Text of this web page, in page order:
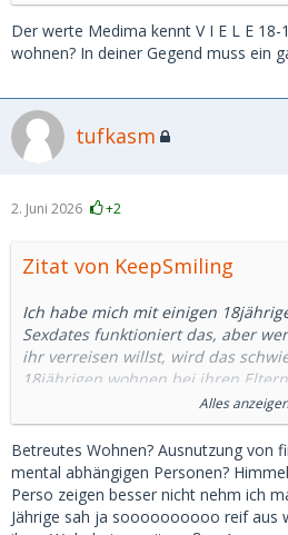
Der werte Medima kennt V I E L E 18-
wohnen? In deiner Gegend muss ein
tufkasm
2. Juni 2026 +2
Zitat von KeepSmiling
Ich habe mich mit einigen
Sexdates funktioniert das, aber
ihr verreisen willst, wird das
18jährigen wohnen bei ihren
Wohnen. Nur wenige haben Lust
Betreuer vom Sugardaddy zu
Es gibt keine pauschale Regel,
Beziehung mit 18jährigen eher
kaum den ständigen finanziellen
Alles anzeigen
Betreutes Wohnen? Ausnutzung von
mental abhängigen Personen?
Perso zeigen besser nicht nehm ich
Jährige sah ja soooooooooo reif aus